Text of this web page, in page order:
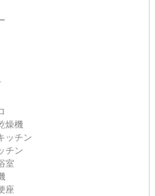
燥機
ッチン
チン
室
座